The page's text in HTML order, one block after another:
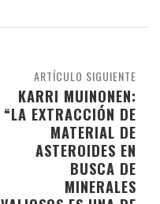
ARTÍCULO SIGUIENTE
KARRI MUINONEN:
“LA EXTRACCIÓN DE
MATERIAL DE
ASTEROIDES EN
BUSCA DE
MINERALES